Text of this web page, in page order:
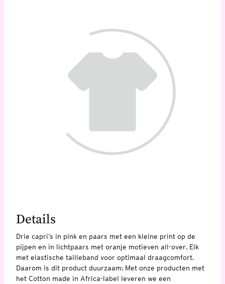
Details
Drie capri’s in pink en paars met een kleine print op de
pijpen en in lichtpaars met oranje motieven all-over. Elk
met elastische tailleband voor optimaal draagcomfort.
Daarom is dit product duurzaam: Met onze producten met
het Cotton made in Africa-label leveren we een